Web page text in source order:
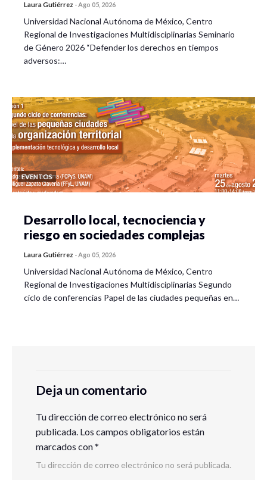
Laura Gutiérrez -Ago 05, 2026
Universidad Nacional Autónoma de México, Centro
Regional de Investigaciones Multidisciplinarias Seminario
de Género 2026 “Defender los derechos en tiempos
adversos:…
EVENTOS
Desarrollo local, tecnociencia y
riesgo en sociedades complejas
Laura Gutiérrez -Ago 05, 2026
Universidad Nacional Autónoma de México, Centro
Regional de Investigaciones Multidisciplinarias Segundo
ciclo de conferencias Papel de las ciudades pequeñas en…
Deja un comentario
Tu dirección de correo electrónico no será
publicada. Los campos obligatorios están
marcados con*
Tu dirección de correo electrónico no será publicada.